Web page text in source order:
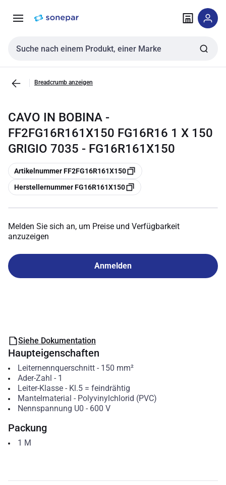
NavigationInhalt
Sucheingabe
Breadcrumb anzeigen
CAVO IN BOBINA -
FF2FG16R161X150 FG16R16 1 X 150
GRIGIO 7035 - FG16R161X150
Kopieren
Artikelnummer FF2FG16R161X150
Kopieren
Herstellernummer FG16R161X150
Melden Sie sich an, um Preise und Verfügbarkeit
anzuzeigen
Anmelden
Siehe Dokumentation
Haupteigenschaften
Leiternennquerschnitt- 150 mm²
Ader-Zahl - 1
Leiter-Klasse- Kl.5 = feindrähtig
Mantelmaterial - Polyvinylchlorid (PVC)
Nennspannung U0 - 600 V
Packung
1 M